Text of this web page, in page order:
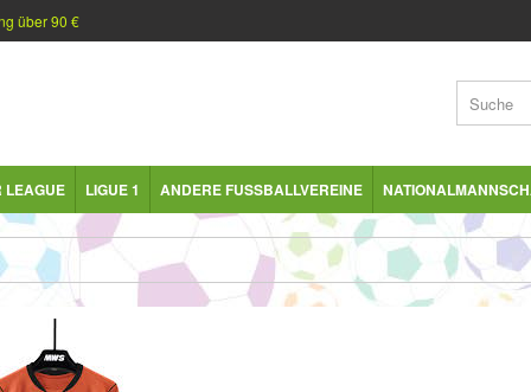
über 90 €
LEAGUE LIGUE 1 ANDERE FUSSBALLVEREINE